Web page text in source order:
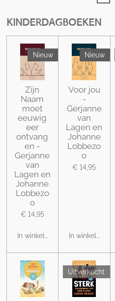
KINDERDAGBOEKEN
Nieuw
Zijn
Naam
moet
eeuwig
eer
ontvang
en -
Gerjanne
van
Lagen en
Johanne
Lobbezo
o
€ 14,95
In winkelwagen
Nieuw
Voor jou
-
Gerjanne
van
Lagen en
Johanne
Lobbezo
o
€ 14,95
In winkelwagen
Uitverkocht